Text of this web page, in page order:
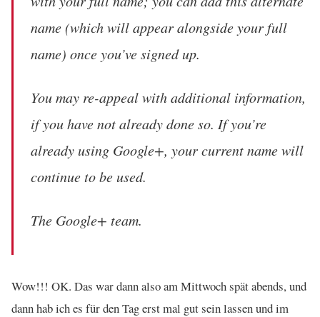
name (which will appear alongside your full
name) once you’ve signed up.
You may re-appeal with additional information,
if you have not already done so. If you’re
already using Google+, your current name will
continue to be used.
The Google+ team.
Wow!!! OK. Das war dann also am Mittwoch spät abends, und
dann hab ich es für den Tag erst mal gut sein lassen und im